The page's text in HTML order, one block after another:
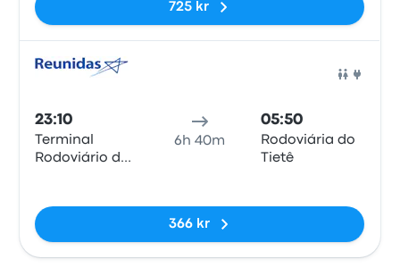
725 kr
23:10
Terminal
Rodoviário de
6h 40m
05:50
Rodoviária do
Tietê
366 kr